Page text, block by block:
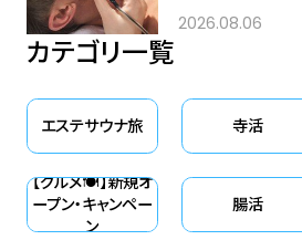
2026.08.06
カテゴリ一覧
エステサウナ旅 寺活
【グルメ🍽】新規オ
ープン・キャンペー
ン
腸活